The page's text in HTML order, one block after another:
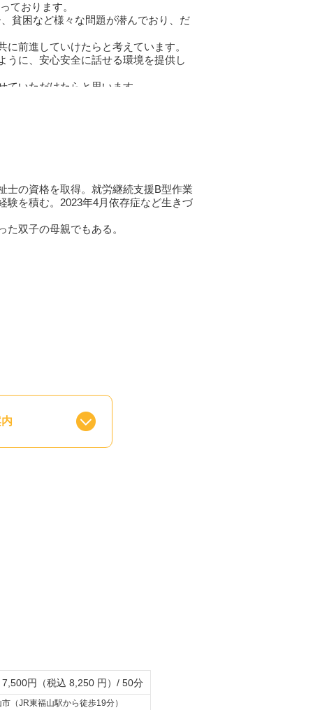
ております。
貧困など様々な問題が潜んでおり、だ
前進していけたらと考えています。
うに、安心安全に話せる環境を提供し
いただけたらと思います。
カウンセリングをもっと気軽に、も
士の資格を取得。就労継続支援B型作業
験を積む。2023年4月依存症など生きづ
双子の母親でもある。
7,500円（税込 8,250 円）/ 50分
（JR東福山駅から徒歩19分）